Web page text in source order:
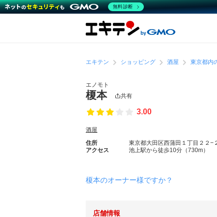
エキテン ショッピング 酒屋 東京都内
エノモト
榎本 共有
3.00
酒屋
住所
東京都大田区西蒲田１丁目２２−
アクセス
池上駅から徒歩10分（730m）
榎本のオーナー様ですか？
店舗情報
無料診断